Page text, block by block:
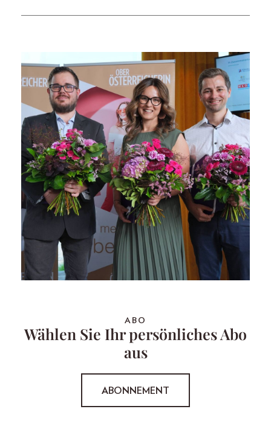
ABO
Wählen Sie Ihr persönliches Abo
aus
ABONNEMENT